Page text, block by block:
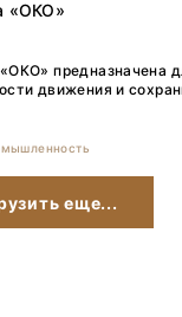
«ОКО»
предназначена
движения и
еще...